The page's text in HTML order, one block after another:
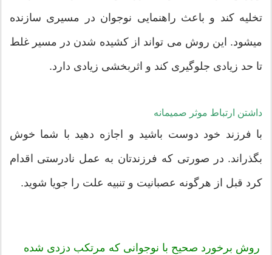
تخلیه کند و باعث راهنمایی نوجوان در مسیری سازنده
میشود. این روش می تواند از کشیده شدن در مسیر غلط
تا حد زیادی جلوگیری کند و اثربخشی زیادی دارد.
داشتن ارتباط موثر صمیمانه
با فرزند خود دوست باشید و اجازه دهید با شما خوش
بگذراند. در صورتی که فرزندتان به عمل نادرستی اقدام
کرد قبل از هرگونه عصبانیت و تنبیه علت را جویا شوید.
روش برخورد صحیح با نوجوانی که مرتکب دزدی شده